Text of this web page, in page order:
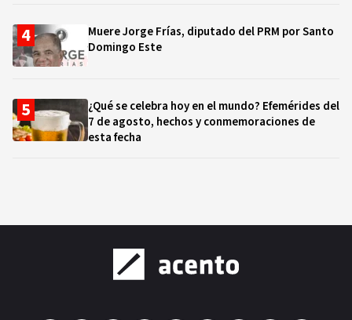
Muere Jorge Frías, diputado del PRM por Santo
Domingo Este
¿Qué se celebra hoy en el mundo? Efemérides del
7 de agosto, hechos y conmemoraciones de
esta fecha